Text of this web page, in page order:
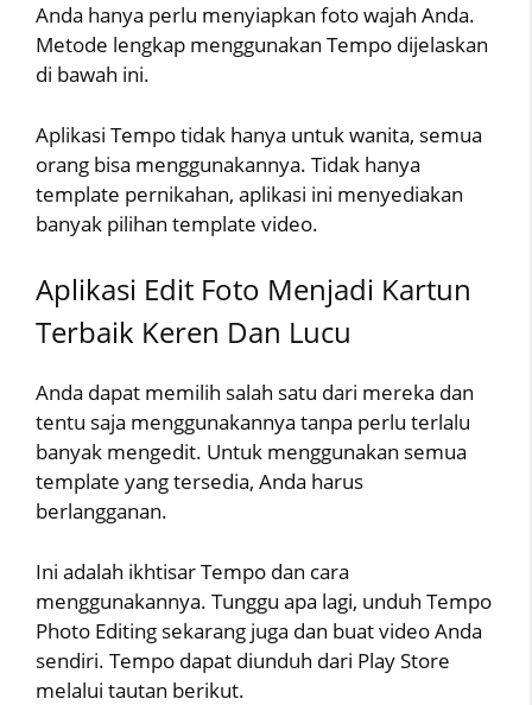
Anda hanya perlu menyiapkan foto wajah Anda.
Metode lengkap menggunakan Tempo dijelaskan
di bawah ini.
Aplikasi Tempo tidak hanya untuk wanita, semua
orang bisa menggunakannya. Tidak hanya
template pernikahan, aplikasi ini menyediakan
banyak pilihan template video.
Aplikasi Edit Foto Menjadi Kartun
Terbaik Keren Dan Lucu
Anda dapat memilih salah satu dari mereka dan
tentu saja menggunakannya tanpa perlu terlalu
banyak mengedit. Untuk menggunakan semua
template yang tersedia, Anda harus
berlangganan.
Ini adalah ikhtisar Tempo dan cara
menggunakannya. Tunggu apa lagi, unduh Tempo
Photo Editing sekarang juga dan buat video Anda
sendiri. Tempo dapat diunduh dari Play Store
melalui tautan berikut.